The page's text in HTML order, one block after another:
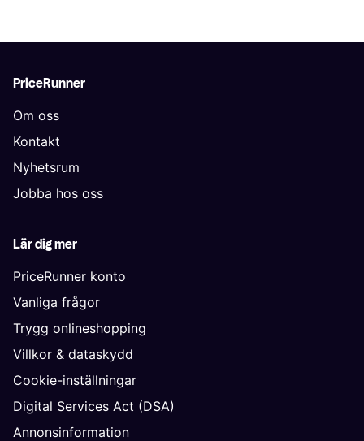
PriceRunner
Om oss
Kontakt
Nyhetsrum
Jobba hos oss
Lär dig mer
PriceRunner konto
Vanliga frågor
Trygg onlineshopping
Villkor & dataskydd
Cookie-inställningar
Digital Services Act (DSA)
Annonsinformation